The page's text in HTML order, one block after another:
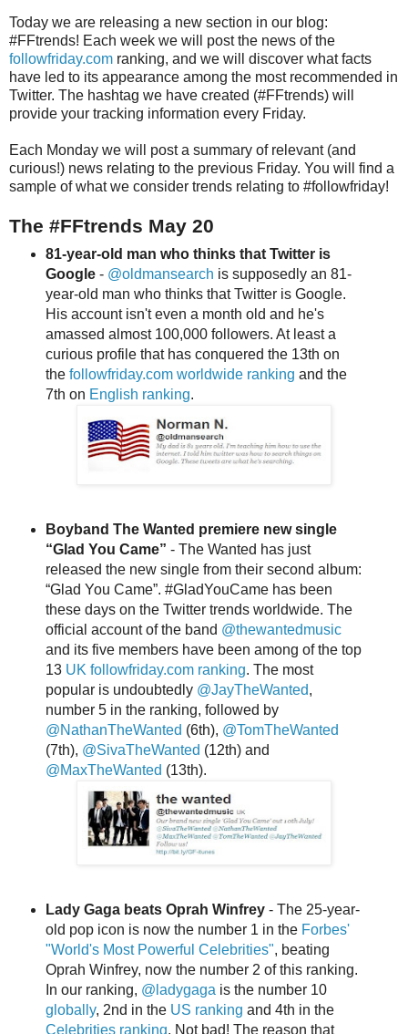
Today we are releasing a new section in our blog:
#FFtrends! Each week we will post the news of the
followfriday.com ranking, and we will discover what facts
have led to its appearance among the most recommended in
Twitter. The hashtag we have created (#FFtrends) will
provide your tracking information every Friday.
Each Monday we will post a summary of relevant (and
curious!) news relating to the previous Friday. You will find a
sample of what we consider trends relating to #followfriday!
The #FFtrends May 20
81-year-old man who thinks that Twitter is
Google- @oldmansearch is supposedly an 81-
year-old man who thinks that Twitter is Google.
His account isn't even a month old and he's
amassed almost 100,000 followers. At least a
curious profile that has conquered the 13th on
the followfriday.com worldwide ranking and the
7th on English ranking.
Boyband The Wanted premiere new single
“Glad You Came” - The Wanted has just
released the new single from their second album:
“Glad You Came”. #GladYouCame has been
these days on the Twitter trends worldwide. The
official account of the band @thewantedmusic
and its five members have been among of the top
13 UK followfriday.com ranking. The most
popular is undoubtedly @JayTheWanted,
number 5 in the ranking, followed by
@NathanTheWanted (6th), @TomTheWanted
(7th), @SivaTheWanted (12th) and
@MaxTheWanted (13th).
Lady Gaga beats Oprah Winfrey- The 25-year-
old pop icon is now the number 1 in the Forbes'
"World's Most Powerful Celebrities", beating
Oprah Winfrey, now the number 2 of this ranking.
In our ranking, @ladygaga is the number 10
globally, 2nd in the US ranking and 4th in the
Celebrities ranking. Not bad! The reason that